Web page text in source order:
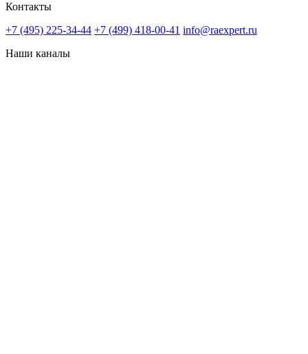
Контакты
+7 (495) 225-34-44 +7 (499) 418-00-41 info@raexpert.ru
Наши каналы